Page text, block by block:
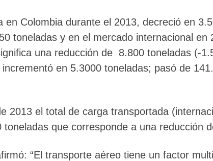
en Colombia durante el 2013, decreció en
toneladas y en el mercado internacional en
una reducción de 8.800 toneladas (-
en 5.3000 toneladas; pasó de
2013 el total de carga transportada
que corresponde a una reducción
“El transporte aéreo tiene un factor